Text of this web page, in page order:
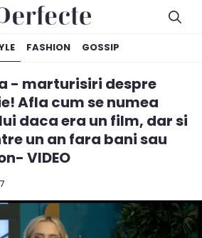
FASHION GOSSIP
- marturisiri despre
Afla cum se numea
daca era un film, dar si
un an fara bani sau
VIDEO